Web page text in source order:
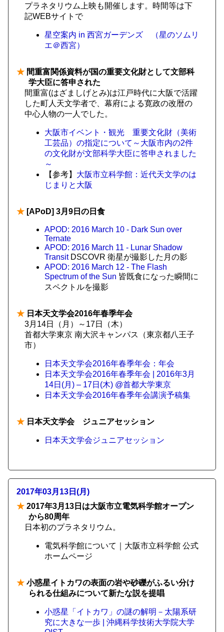
プラネタリウム上映も開催します。時間等は下
記WEBサイトで
星空案内 in 西宮ガーデンズ （星のソムリ
エ＠西宮）
★ 間重富関係資料が国の重要文化財として文部科
学大臣に答申された
間重富(はざましげとみ)は江戸時代に大阪で活躍
した町人天文学者で、幕府による寛政の改暦の
中心人物の一人でした。
大阪市イベント・観光 重要文化財（美術
工芸品）の指定について～大阪市内の2件
の文化財が文部科学大臣に答申されました
～
【参考】 大阪市立科学館：近代天文学のは
じまりと大阪
★ [APoD] 3月9日の日食
APOD: 2016 March 10 - Dark Sun over
Ternate
APOD: 2016 March 11 - Lunar Shadow
TransitDSCOVR 衛星が撮影した月の影
APOD: 2016 March 12 - The Flash
Spectrum of the Sun 皆既食になった瞬間に
スペクトルを撮影
★ 日本天文学会2016年春季年会
3月14日（月）～17日（木）
首都大学東京 南大沢キャンパス（東京都八王子
市）
日本天文学会2016年春季年会：年会
日本天文学会2016年春季年会 | 2016年3月
14日(月) – 17日(木) @首都大学東京
日本天文学会2016年春季年会講演予稿集
★ 日本天文学会 ジュニアセッション
日本天文学会ジュニアセッション
2017年03月13日(月)
★ 2017年3月13日は大阪市立電気科学館オープン
から80周年
日本初のプラネタリウム。
電気科学館について｜大阪市立科学館 公式
ホームページ
★ 小惑星イトカワの表面の岩や砂礫がふるい分け
られる仕組みについて新たな説を提唱
小惑星「イトカワ」の謎の解明－太陽系研
究に大きな一歩 | 沖縄科学技術大学院大学